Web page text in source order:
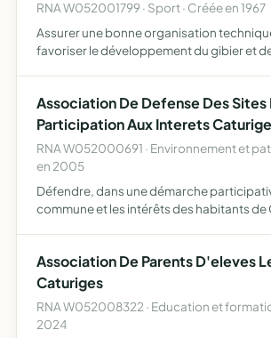
RNA W052001799 · Sport · Créée en 1967
Assurer une bonne organisation
favoriser le développement du gibier et
membres, l…
Association De Defense Des Sites
Participation Aux Interets
RNA W052000691 · Environnement et
en 2005
Défendre, dans une démarche
commune et les intérêts des habitants de
Association De Parents D'eleves
Caturiges
RNA W052008322 · Education et
2024